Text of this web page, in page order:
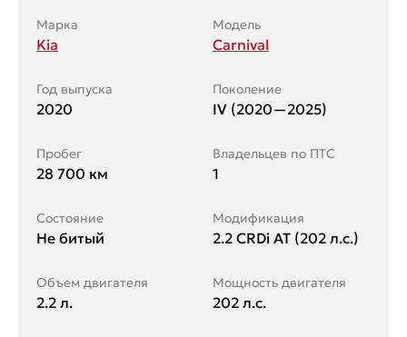
Марка
Kia
Модель
Carnival
Год выпуска
2020
Поколение
IV (2020—2025)
Пробег
28 700 км
Владельцев по ПТС
1
Состояние
Не битый
Модификация
2.2 CRDi AT (202 л.с.)
Объем двигателя
2.2 л.
Мощность двигателя
202 л.с.